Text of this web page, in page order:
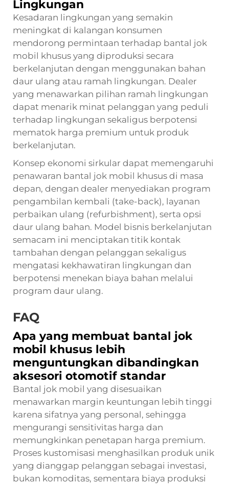
Lingkungan
Kesadaran lingkungan yang semakin
meningkat di kalangan konsumen
mendorong permintaan terhadap bantal jok
mobil khusus yang diproduksi secara
berkelanjutan dengan menggunakan bahan
daur ulang atau ramah lingkungan. Dealer
yang menawarkan pilihan ramah lingkungan
dapat menarik minat pelanggan yang peduli
terhadap lingkungan sekaligus berpotensi
mematok harga premium untuk produk
berkelanjutan.
Konsep ekonomi sirkular dapat memengaruhi
penawaran bantal jok mobil khusus di masa
depan, dengan dealer menyediakan program
pengambilan kembali (take-back), layanan
perbaikan ulang (refurbishment), serta opsi
daur ulang bahan. Model bisnis berkelanjutan
semacam ini menciptakan titik kontak
tambahan dengan pelanggan sekaligus
mengatasi kekhawatiran lingkungan dan
berpotensi menekan biaya bahan melalui
program daur ulang.
FAQ
Apa yang membuat bantal jok
mobil khusus lebih
menguntungkan dibandingkan
aksesori otomotif standar
Bantal jok mobil yang disesuaikan
menawarkan margin keuntungan lebih tinggi
karena sifatnya yang personal, sehingga
mengurangi sensitivitas harga dan
memungkinkan penetapan harga premium.
Proses kustomisasi menghasilkan produk unik
yang dianggap pelanggan sebagai investasi,
bukan komoditas, sementara biaya produksi